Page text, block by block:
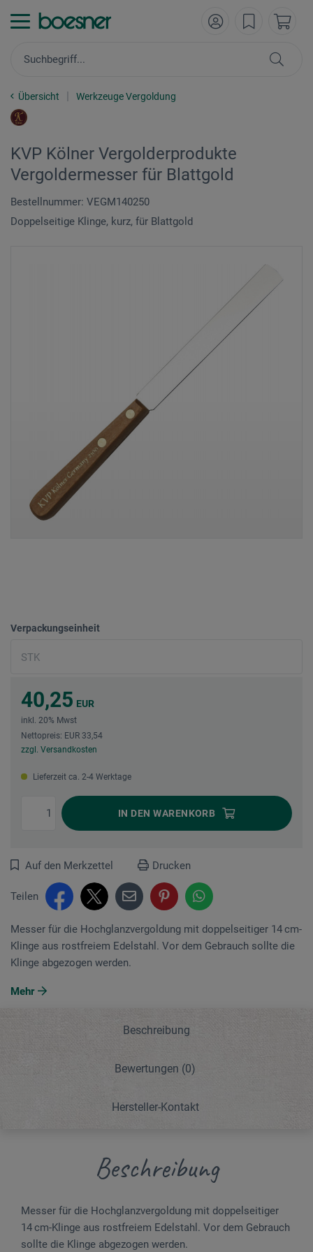
Übersicht Werkzeuge Vergoldung
KVP Kölner Vergolderprodukte
Vergoldermesser für Blattgold
Bestellnummer: VEGM140250
Doppelseitige Klinge, kurz, für Blattgold
Verpackungseinheit
40,25 EUR
inkl. 20% Mwst
Nettopreis: EUR 33,54
zzgl. Versandkosten
Lieferzeit ca. 2-4 Werktage
IN DEN WARENKORB
Auf den Merkzettel Drucken
Teilen
Messer für die Hochglanzvergoldung mit doppelseitiger 14 cm-
Klinge aus rostfreiem Edelstahl. Vor dem Gebrauch sollte die
Klinge abgezogen werden.
Mehr
Beschreibung
Bewertungen (0)
Hersteller-Kontakt
Beschreibung
Messer für die Hochglanzvergoldung mit doppelseitiger
14 cm-Klinge aus rostfreiem Edelstahl. Vor dem Gebrauch
sollte die Klinge abgezogen werden.